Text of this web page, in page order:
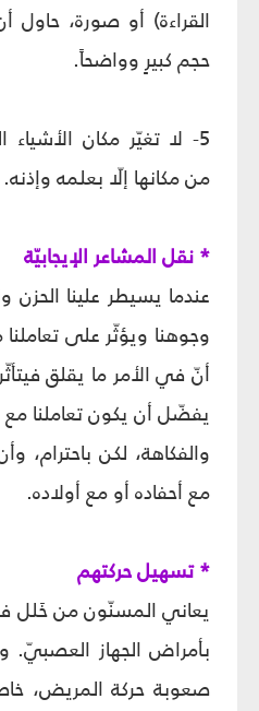
القراءة) أو صورة،
حجم كبيرٍ وواضحاً.
5- لا تغيّر مكان
من مكانها إلّا بعلمه وإذنه.
* نقل المشاعر الإيجابيّة
عندما يسيطر علينا
وجوهنا ويؤثّر على
أنّ في الأمر ما يقلق
يفضّل أن يكون تعاملنا
والفكاهة، لكن
مع أحفاده أو مع أولاده.
* تسهيل حركتهم
يعاني المسنّون من خَلل
بأمراض الجهاز العصبيّ.
صعوبة حركة المريض،